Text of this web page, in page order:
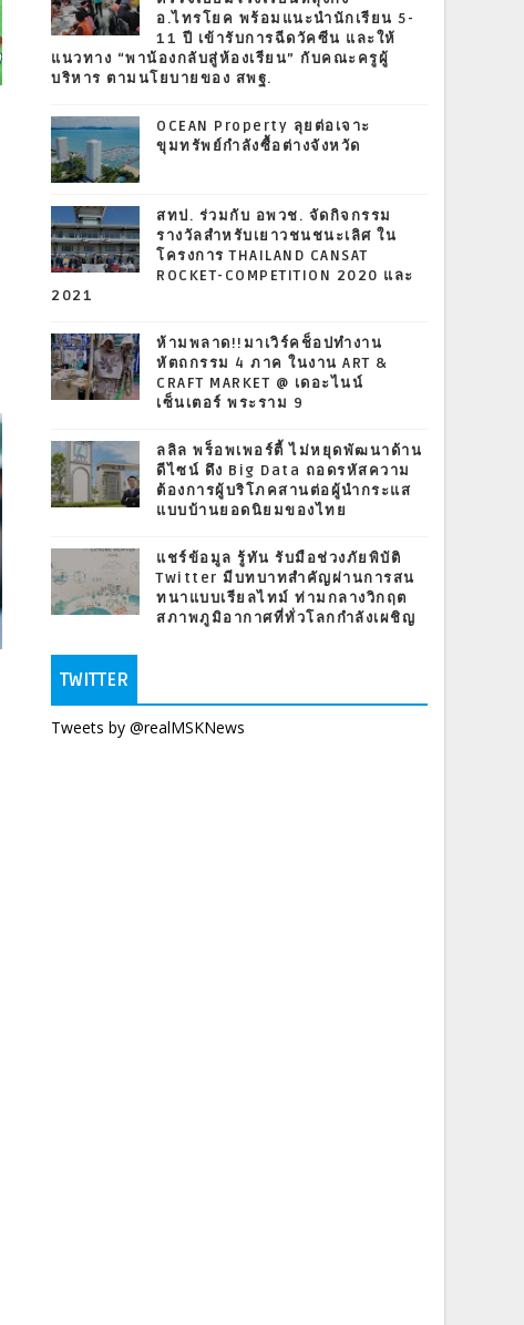
อ.ไทรโยค พร้อมแนะนำนักเรียน 5-
11 ปี เข้ารับการฉีดวัคซีน และให้
แนวทาง “พาน้องกลับสู่ห้องเรียน” กับคณะครูผู้
บริหาร ตามนโยบายของ สพฐ.
OCEAN Property ลุยต่อเจาะ
ขุมทรัพย์กำลังซื้อต่างจังหวัด
สทป. ร่วมกับ อพวช. จัดกิจกรรม
รางวัลสำหรับเยาวชนชนะเลิศ ใน
โครงการ THAILAND CANSAT
ROCKET-COMPETITION 2020 และ
2021
ห้ามพลาด!!มาเวิร์คช็อปทำงาน
หัตถกรรม 4 ภาค ในงาน ART &
CRAFT MARKET @ เดอะไนน์
เซ็นเตอร์ พระราม 9
ลลิล พร็อพเพอร์ตี้ ไม่หยุดพัฒนาด้าน
ดีไซน์ ดึง Big Data ถอดรหัสความ
ต้องการผู้บริโภคสานต่อผู้นำกระแส
แบบบ้านยอดนิยมของไทย
แชร์ข้อมูล รู้ทัน รับมือช่วงภัยพิบัติ
Twitter มีบทบาทสำคัญผ่านการสน
ทนาแบบเรียลไทม์ ท่ามกลางวิกฤต
สภาพภูมิอากาศที่ทั่วโลกกำลังเผชิญ
TWITTER
Tweets by @realMSKNews